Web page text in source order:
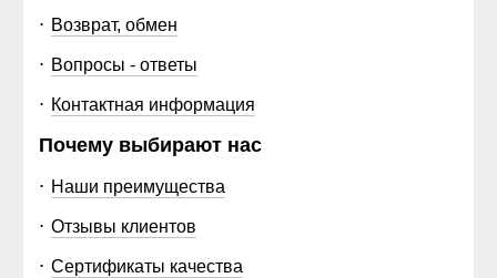
Возврат, обмен
Вопросы - ответы
Контактная информация
Почему выбирают нас
Наши преимущества
Отзывы клиентов
Сертификаты качества